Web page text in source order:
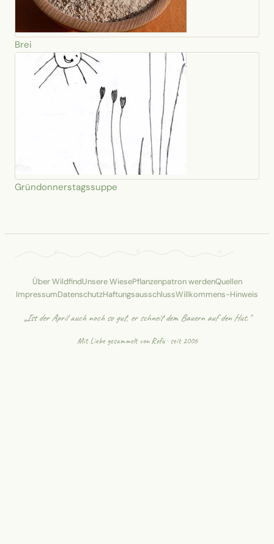
Brei
Gründonnerstagssuppe
Über WildfindUnsere WiesePflanzenpatron werdenQuellen
ImpressumDatenschutzHaftungsausschlussWillkommens-Hinweis
„Ist der April auch noch so gut, er schneit dem Bauern auf den Hut."
Mit Liebe gesammelt vonRofu· seit 2006